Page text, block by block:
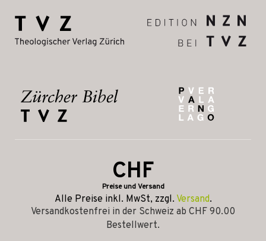
CHF
Preise und Versand
Alle Preise inkl. MwSt, zzgl. Versand.
Versandkostenfrei in der Schweiz ab CHF 90.00
Bestellwert.